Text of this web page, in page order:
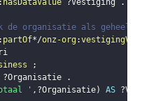
: hasDataValue ?Vestiging
.
de organisatie als geheel
: partOf*/onz-org :vestigingVan
;
?Organisatie
.
' , ?Organisatie) AS